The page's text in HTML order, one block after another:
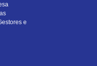
e